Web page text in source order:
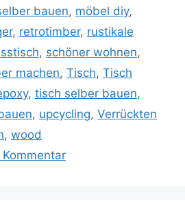
bauen, möbel diy,
, retrotimber, rustikale
, schöner wohnen,
machen, Tisch, Tisch
, tisch selber bauen,
, upcycling, Verrückten
, wood